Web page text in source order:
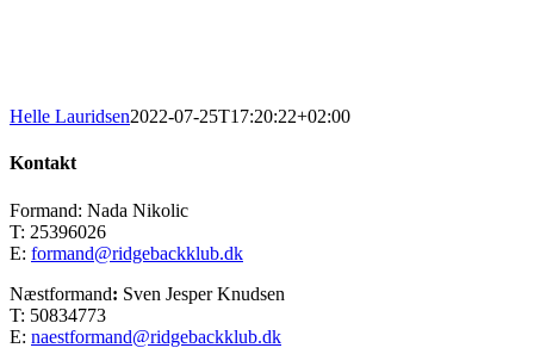
Helle Lauridsen2022-07-25T17:20:22+02:00
Kontakt
Formand: Nada Nikolic
T: 25396026
E: formand@ridgebackklub.dk
Næstformand: Sven Jesper Knudsen
T: 50834773
E: naestformand@ridgebackklub.dk